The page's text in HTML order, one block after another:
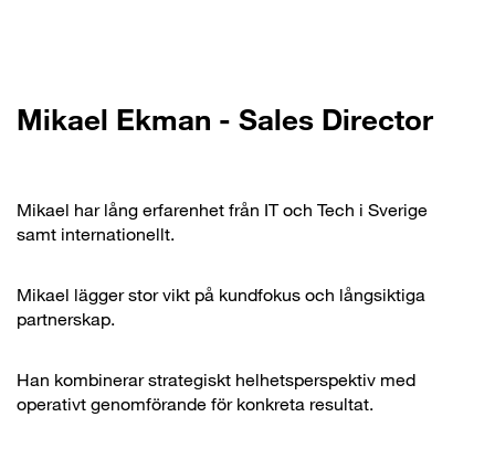
Mikael Ekman - Sales Director
Mikael har lång erfarenhet från IT och Tech i Sverige
samt internationellt.
Mikael lägger stor vikt på kundfokus och långsiktiga
partnerskap.
Han kombinerar strategiskt helhetsperspektiv med
operativt genomförande för konkreta resultat.